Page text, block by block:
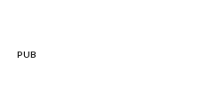
PUB